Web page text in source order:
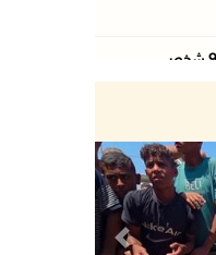
نحو ...
Previous